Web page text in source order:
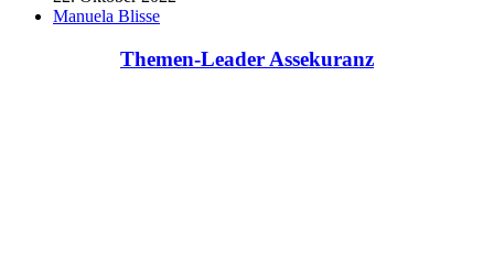
Manuela Blisse
Themen-Leader Assekuranz